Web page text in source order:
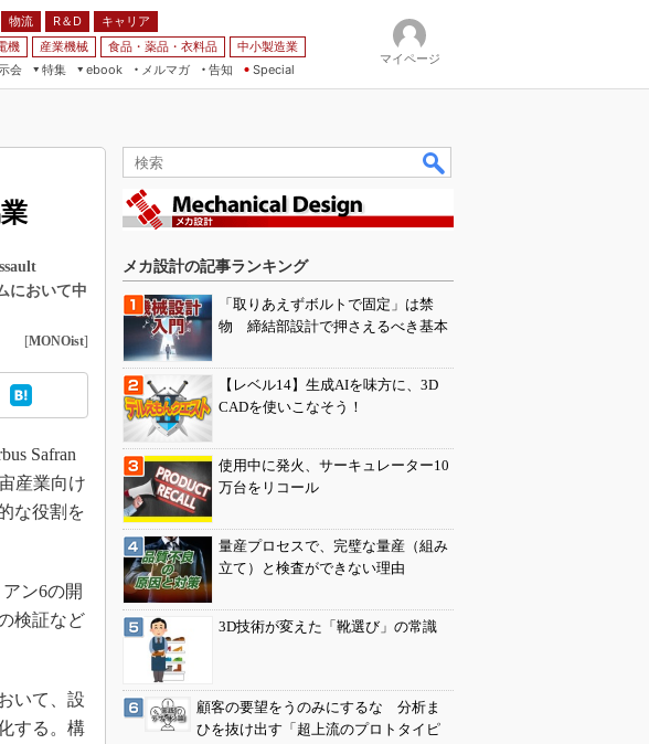
物流 R＆D
キャリア
機 産業機械 食品・薬品・衣料品
中小製造業
会
特集
ebook
メルマガ
告知 Special
マイページ
において中
[MONOist]
Safran
産業向け
な役割を
ン6の開
検証など
いて、設
する。構
メカ設計の記事ランキング
「取りあえずボルトで固定」は禁
物 締結部設計で押さえるべき基本
【レベル14】生成AIを味方に、3D
CADを使いこなそう！
使用中に発火、サーキュレーター10
万台をリコール
量産プロセスで、完璧な量産（組み
立て）と検査ができない理由
3D技術が変えた「靴選び」の常識
顧客の要望をうのみにするな 分析ま
ひを抜け出す「超上流のプロトタイピ